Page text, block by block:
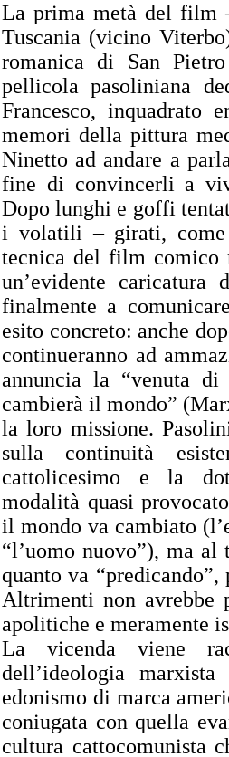
La prima metà del film
Tuscania (vicino
romanica di San
pellicola pasoliniana
Francesco, inquadrato
memori della pittura
Ninetto ad andare a
fine di convincerli a
Dopo lunghi e goffi
i volatili – girati, come
tecnica del film comico
un’evidente
finalmente a
esito concreto: anche
continueranno ad
annuncia la “venuta
cambierà il mondo”
la loro missione.
sulla continuità
cattolicesimo e la
modalità quasi
il mondo va cambiato
“l’uomo nuovo”), ma al
quanto va
Altrimenti non
apolitiche e meramente
La vicenda viene
dell’ideologia
edonismo di marca
coniugata con quella
cultura cattocomunista